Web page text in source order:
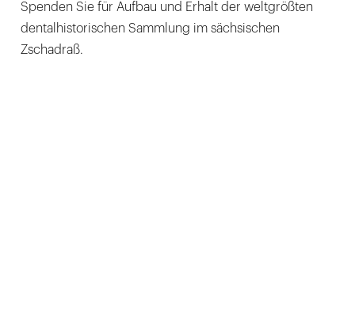
Spenden Sie für Aufbau und Erhalt der weltgrößten
dentalhistorischen Sammlung im sächsischen
Zschadraß.